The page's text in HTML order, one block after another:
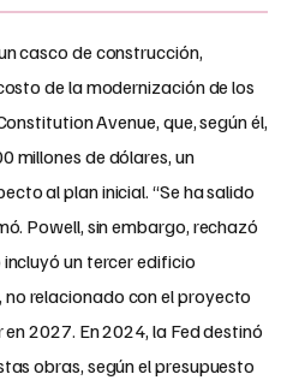
casco de construcción,
de la modernización de los
Avenue, que, según él,
millones de dólares, un
al plan inicial. “Se ha salido
Powell, sin embargo, rechazó
un tercer edificio
relacionado con el proyecto
2027. En 2024, la Fed destinó
obras, según el presupuesto